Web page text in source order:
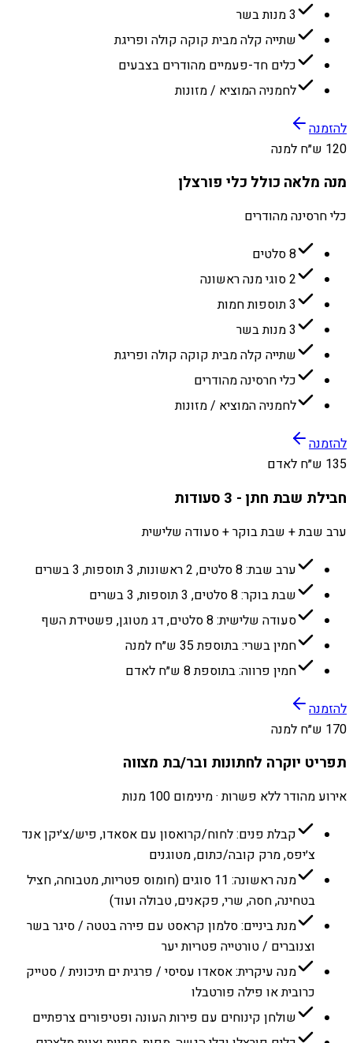
3 מנות בשר
שתייה קלה מבית קוקה קולה ופריגת
כלים חד-פעמיים מהודרים בצבעים
לחמניה המוציא / מזונות
להזמנה
120 ש״ח למנה
מנה מלאה כולל כלי פורצלן
כלי חרסינה מהודרים
8 סלטים
2 סוגי מנה ראשונה
3 תוספות חמות
3 מנות בשר
שתייה קלה מבית קוקה קולה ופריגת
כלי חרסינה מהודרים
לחמניה המוציא / מזונות
להזמנה
135 ש״ח לאדם
חבילת שבת חתן - 3 סעודות
ערב שבת + שבת בוקר + סעודה שלישית
ערב שבת: 8 סלטים, 2 ראשונות, 3 תוספות, 3 בשרים
שבת בוקר: 8 סלטים, 3 תוספות, 3 בשרים
סעודה שלישית: 8 סלטים, דג מטוגן, פשטידת השף
חמין בשרי: בתוספת 35 ש״ח למנה
חמין פרווה: בתוספת 8 ש״ח לאדם
להזמנה
170 ש״ח למנה
תפריט יוקרה לחתונות ובר/בת מצווה
אירוע מהודר ללא פשרות · מינימום 100 מנות
קבלת פנים: לחוח/קרואסון עם אסאדו, פיש/צ׳יקן אנד
צ׳יפס, מרק קובה/כתום, מטוגנים
מנה ראשונה: 11 סוגים (חומוס פטריות, מטבוחה, חציל
בטחינה, חסה, שרי, פקאנים, טבולה ועוד)
מנת ביניים: סלמון קראסט עם פירה בטטה / סיגר בשר
וצנוברים / טורטייה פטריות יער
מנה עיקרית: אסאדו עסיסי / פרגית ים תיכונית / סטייק
כרובית או פילה פורטבלו
שולחן קינוחים עם פירות העונה ופטיפורים צרפתיים